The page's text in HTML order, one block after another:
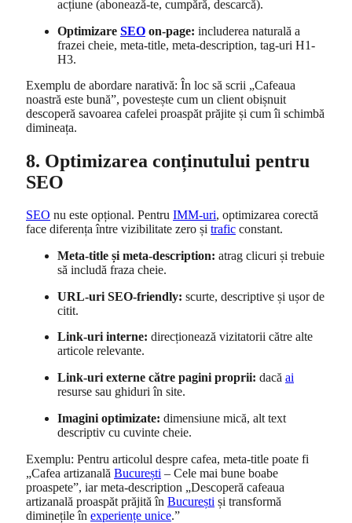
acțiune (abonează-te, cumpără, descarcă).
Optimizare SEO on-page: includerea naturală a
frazei cheie, meta-title, meta-description, tag-uri H1-
H3.
Exemplu de abordare narativă: În loc să scrii „Cafeaua
noastră este bună”, povestește cum un client obișnuit
descoperă savoarea cafelei proaspăt prăjite și cum îi schimbă
dimineața.
8. Optimizarea conținutului pentru
SEO
SEO nu este opțional. Pentru IMM-uri, optimizarea corectă
face diferența între vizibilitate zero și trafic constant.
Meta-title și meta-description: atrag clicuri și trebuie
să includă fraza cheie.
URL-uri SEO-friendly: scurte, descriptive și ușor de
citit.
Link-uri interne: direcționează vizitatorii către alte
articole relevante.
Link-uri externe către pagini proprii: dacă ai
resurse sau ghiduri în site.
Imagini optimizate: dimensiune mică, alt text
descriptiv cu cuvinte cheie.
Exemplu: Pentru articolul despre cafea, meta-title poate fi
„Cafea artizanală București – Cele mai bune boabe
proaspete”, iar meta-description „Descoperă cafeaua
artizanală proaspăt prăjită în București și transformă
diminețile în experiențe unice.”